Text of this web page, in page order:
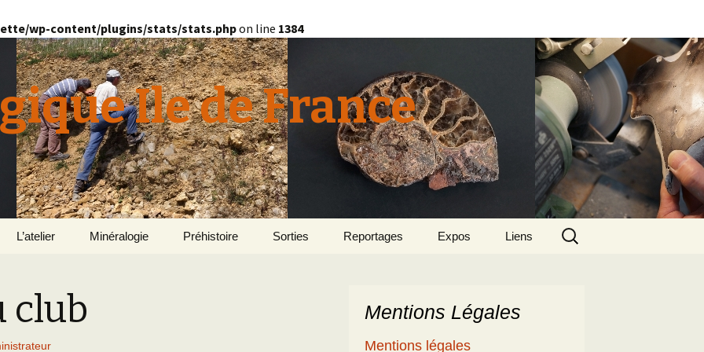
wp-content/plugins/stats/stats.phpon line 1384
Ile de France
Géomorphologie du
Bassin Parisien
L’atelier Minéralogie Préhistoire Sorties Reportages
Henri
Le patrimoine
Expos Liens
Rechercher :
club Mentions Légales
Mentions légales